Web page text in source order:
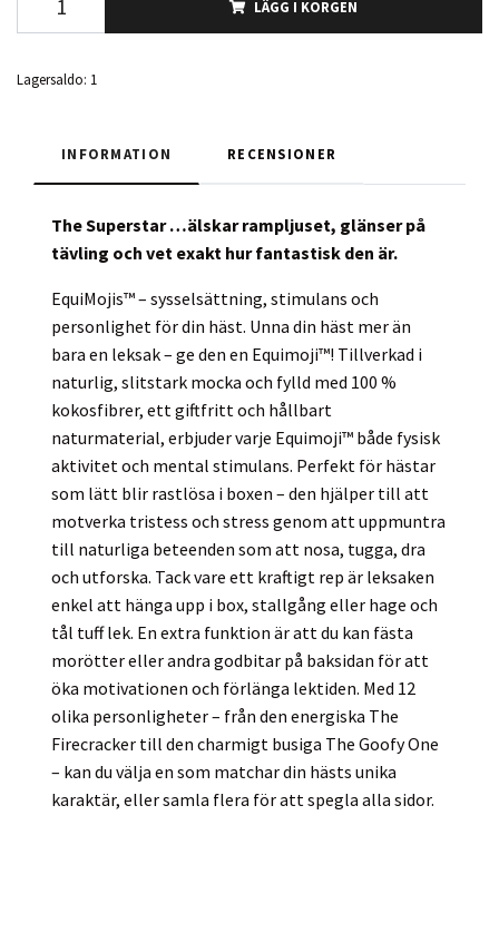
LÄGG I KORGEN
Lagersaldo: 1
INFORMATION RECENSIONER
The Superstar …älskar rampljuset, glänser på
tävling och vet exakt hur fantastisk den är.
EquiMojis™ – sysselsättning, stimulans och
personlighet för din häst. Unna din häst mer än
bara en leksak – ge den en Equimoji™! Tillverkad i
naturlig, slitstark mocka och fylld med 100 %
kokosfibrer, ett giftfritt och hållbart
naturmaterial, erbjuder varje Equimoji™ både fysisk
aktivitet och mental stimulans. Perfekt för hästar
som lätt blir rastlösa i boxen – den hjälper till att
motverka tristess och stress genom att uppmuntra
till naturliga beteenden som att nosa, tugga, dra
och utforska. Tack vare ett kraftigt rep är leksaken
enkel att hänga upp i box, stallgång eller hage och
tål tuff lek. En extra funktion är att du kan fästa
morötter eller andra godbitar på baksidan för att
öka motivationen och förlänga lektiden. Med 12
olika personligheter – från den energiska The
Firecracker till den charmigt busiga The Goofy One
– kan du välja en som matchar din hästs unika
karaktär, eller samla flera för att spegla alla sidor.